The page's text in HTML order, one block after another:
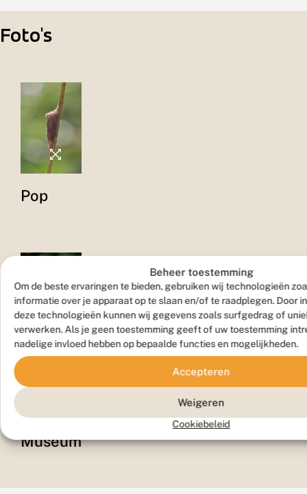
Beheer toestemming
Om de beste ervaringen te bieden, gebruiken wij technologieën
informatie over je apparaat op te slaan en/of te raadplegen. Door
deze technologieën kunnen wij gegevens zoals surfgedrag of
verwerken. Als je geen toestemming geeft of uw toestemming
nadelige invloed hebben op bepaalde functies en mogelijkheden.
Accepteren
Weigeren
Cookiebeleid
Foto's
Pop
Vlinder
Museum